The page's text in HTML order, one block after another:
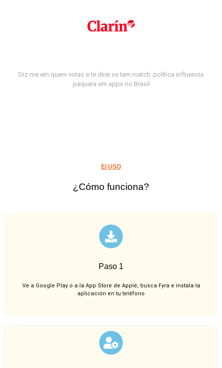
Diz-me em quem votas e te direi se tem match: política influencia
paquera em apps no Brasil
El USO
¿Cómo funciona?
Paso 1
Ve a Google Play o a la App Store de Apple, busca Fyra e instala la
aplicación en tu teléfono